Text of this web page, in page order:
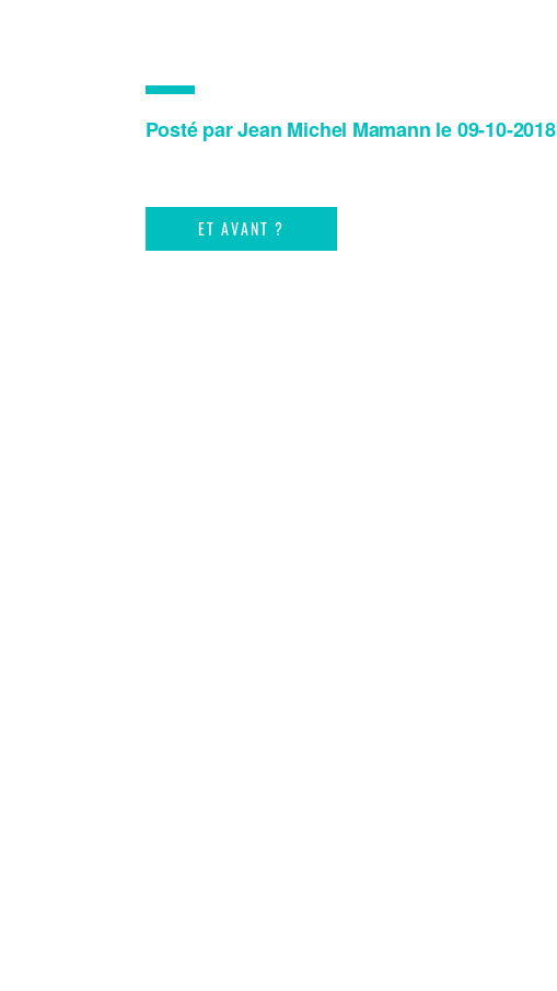
Posté par Jean Michel Mamann le 09-10-2018
ET AVANT ?